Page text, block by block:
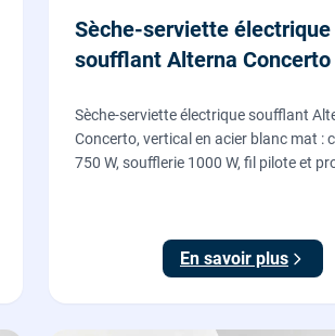
Sèche-serviette électrique
soufflant Alterna Concerto
Sèche-serviette électrique soufflant
Concerto, vertical en acier blanc mat :
750 W, soufflerie 1000 W, fil pilote et
En savoir plus